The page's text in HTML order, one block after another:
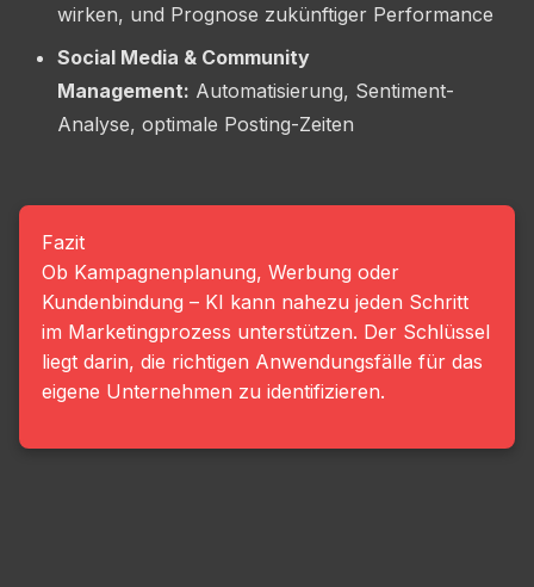
wirken, und Prognose zukünftiger Performance
Social Media & Community
Management: Automatisierung, Sentiment-
Analyse, optimale Posting-Zeiten
Fazit
Ob Kampagnenplanung, Werbung oder
Kundenbindung – KI kann nahezu jeden Schritt
im Marketingprozess unterstützen. Der Schlüssel
liegt darin, die richtigen Anwendungsfälle für das
eigene Unternehmen zu identifizieren.